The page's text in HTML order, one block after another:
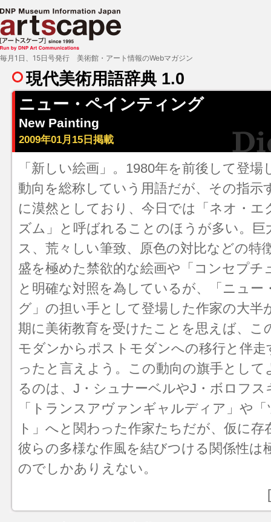
現代美術用語辞典 1.0
ニュー・ペインティング
New Painting
2009年01月15日掲載
「新しい絵画」。1980年を前後して登
動向を総称していう用語だが、その指示
に漠然としており、今日では「 ネオ・エ
ズム 」と呼ばれることのほうが多い。
ス、荒々しい筆致、原色の対比などの特
盛を極めた禁欲的な絵画や「 コンセプチ
と明確な対照を為しているが、「ニュー
グ」の担い手として登場した作家の大半
期に美術教育を受けたことを思えば、こ
モダンからポストモダンへの移行と伴走
ったと言えよう。この動向の旗手として
るのは、J・シュナーベルやJ・ボロフス
「
トランスアヴァンギャルディア 」や
ト」へと関わった作家たちだが、仮に
彼らの多様な作風を結びつける関係性は
のでしかありえない。
毎月1日、15日号発行 美術館・アート情報のWebマガジン